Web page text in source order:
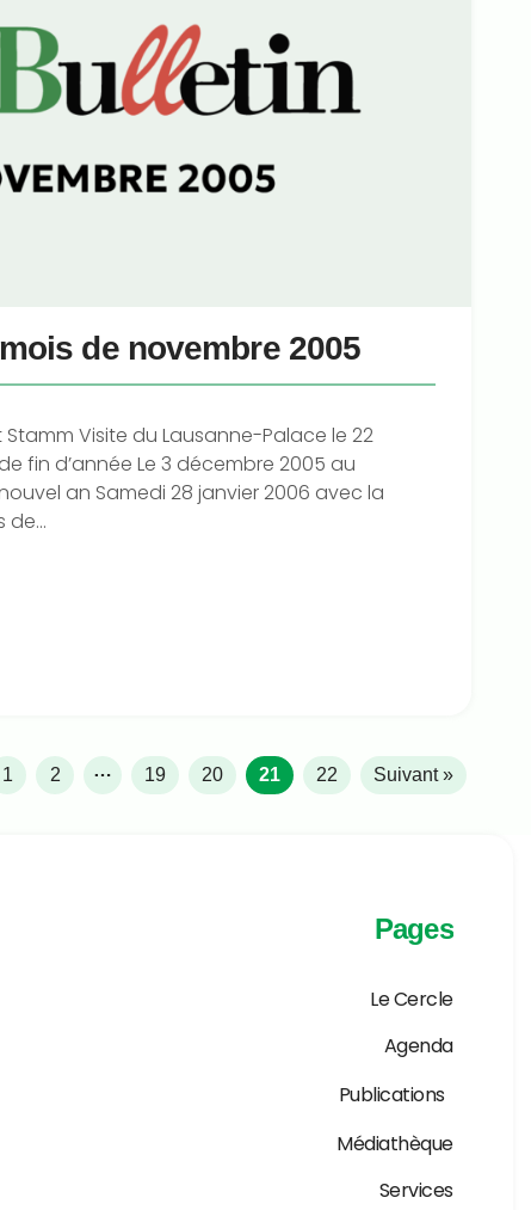
de novembre 2005
Stamm Visite du Lausanne-Palace le 22
fin d’année Le 3 décembre 2005 au
an Samedi 28 janvier 2006 avec la
1 2 … 19 20 21 22 Suivant »
Pages
Le Cercle
Agenda
Publications
Médiathèque
Services